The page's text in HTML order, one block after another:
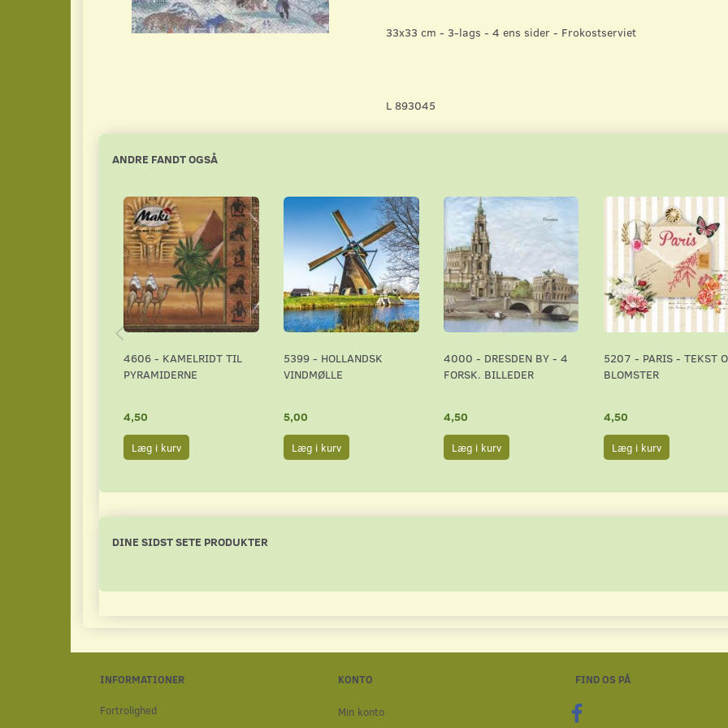
33x33 cm - 3-lags - 4 ens sider - Frokostserviet
L 893045
ANDRE FANDT OGSÅ
4606 - KAMELRIDT TIL
PYRAMIDERNE
4,50
Læg i kurv
5399 - HOLLANDSK
VINDMØLLE
5,00
Læg i kurv
4000 - DRESDEN BY - 4
FORSK. BILLEDER
4,50
Læg i kurv
5207 - PARIS - TEKST
BLOMSTER
4,50
Læg i kurv
DINE SIDST SETE PRODUKTER
INFORMATIONER
Fortrolighed
KONTO
Min konto
FIND OS PÅ